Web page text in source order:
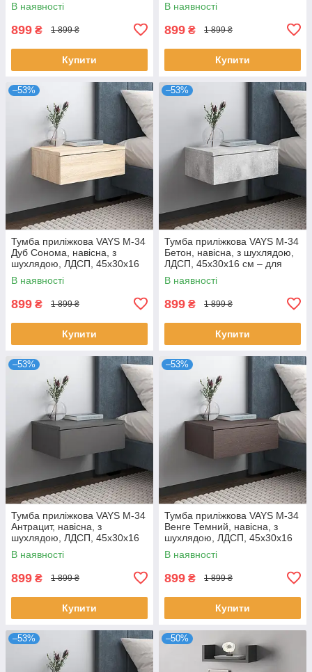
В наявності
899 ₴ 1 899 ₴
Купити
В наявності
899 ₴ 1 899 ₴
Купити
–53%
Тумба приліжкова VAYS M-34
Дуб Сонома, навісна, з
шухлядою, ЛДСП, 45х30х16
см – для спальні
В наявності
899 ₴ 1 899 ₴
Купити
–53%
Тумба приліжкова VAYS M-34
Бетон, навісна, з шухлядою,
ЛДСП, 45х30х16 см – для
спальні
В наявності
899 ₴ 1 899 ₴
Купити
–53%
Тумба приліжкова VAYS M-34
Антрацит, навісна, з
шухлядою, ЛДСП, 45х30х16
см – для спальні
В наявності
899 ₴ 1 899 ₴
Купити
–53%
Тумба приліжкова VAYS M-34
Венге Темний, навісна, з
шухлядою, ЛДСП, 45х30х16
см – для спальні
В наявності
899 ₴ 1 899 ₴
Купити
–53% –50%